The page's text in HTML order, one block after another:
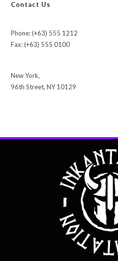
Contact Us
Phone: (+63) 555 1212
Fax: (+63) 555 0100
New York,
96th Street, NY 10129